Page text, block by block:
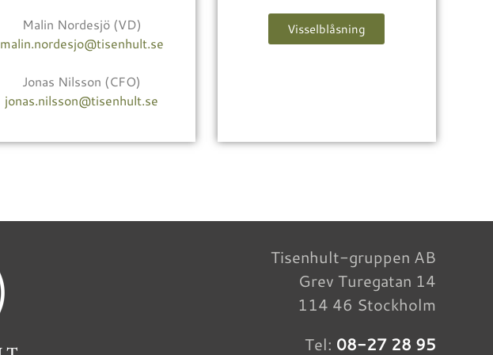
Malin Nordesjö (VD)
malin.nordesjo@tisenhult.se
Jonas Nilsson (CFO)
jonas.nilsson@tisenhult.se
Visselblåsning
Tisenhult-gruppen AB
Grev Turegatan 14
114 46 Stockholm
Tel: 08-27 28 95